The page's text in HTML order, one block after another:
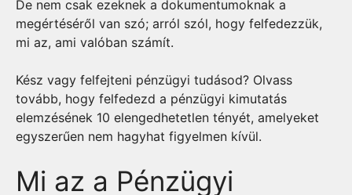
De nem csak ezeknek a dokumentumoknak a
megértéséről van szó; arról szól, hogy felfedezzük,
mi az, ami valóban számít.
Kész vagy felfejteni pénzügyi tudásod? Olvass
tovább, hogy felfedezd a pénzügyi kimutatás
elemzésének 10 elengedhetetlen tényét, amelyeket
egyszerűen nem hagyhat figyelmen kívül.
Mi az a Pénzügyi